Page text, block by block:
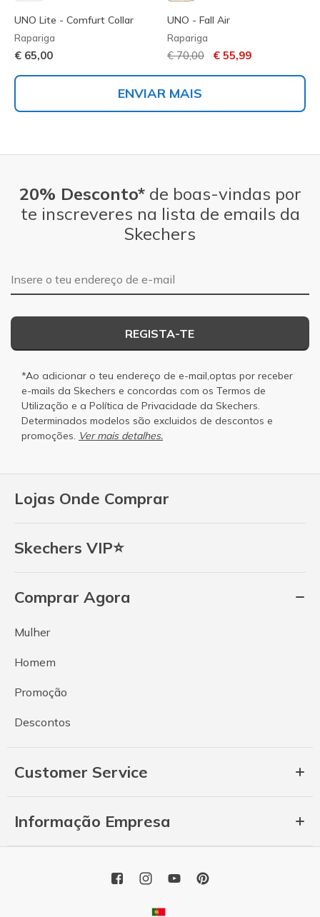
UNO Lite - Comfurt Collar
Rapariga
€ 65,00
UNO - Fall Air
Rapariga
Preço com desconto de
€ 70,00 para
€ 55,99
ENVIAR MAIS
Lojas Onde Comprar
Skechers VIP⭐
Comprar Agora
Mulher
Homem
Promoção
Descontos
Customer Service
Informação Empresa
20% Desconto*de boas-vindas por
te inscreveres na lista de emails da
Skechers
Endereço de e-mail
REGISTA-TE
*Ao adicionar o teu endereço de e-mail,optas por receber
e-mails da Skechers e concordas com os Termos de
Utilização e a Política de Privacidade da Skechers.
Determinados modelos são excluidos de descontos e
promoções. Ver mais detalhes.